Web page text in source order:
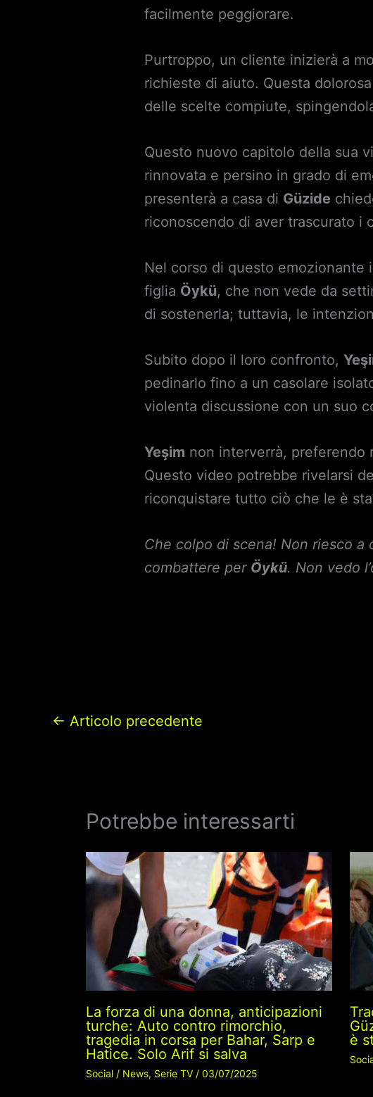
facilmente peggiorare.
Purtroppo, un cliente inizierà a
richieste di aiuto. Questa
delle scelte compiute,
Questo nuovo capitolo della sua
rinnovata e persino in grado di
presenterà a casa di Güzide
riconoscendo di aver trascurato i
Nel corso di questo
figlia Öykü, che non vede da
di sostenerla; tuttavia, le
Subito dopo il loro confronto,
pedinarlo fino a un casolare
violenta discussione con un suo
Yeşim non interverrà, preferendo
Questo video potrebbe rivelarsi
riconquistare tutto ciò che le è
Che colpo di scena! Non riesco a
combattere per Öykü. Non vedo
← Articolo precedente
Potrebbe interessarti
La forza di una donna, anticipazioni
turche: Auto contro rimorchio,
tragedia in corsa per Bahar, Sarp e
Hatice. Solo Arif si salva
Social / News, Serie TV / 03/07/2025
è